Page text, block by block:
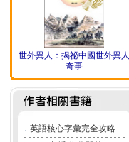
世外異人：揭祕中國世外異人
奇事
． 英語核心字彙完全攻略